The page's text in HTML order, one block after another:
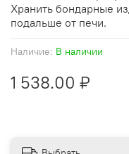
Наличие: В наличии
1 538.00 ₽
Хранить бондарные
подальше от печи.